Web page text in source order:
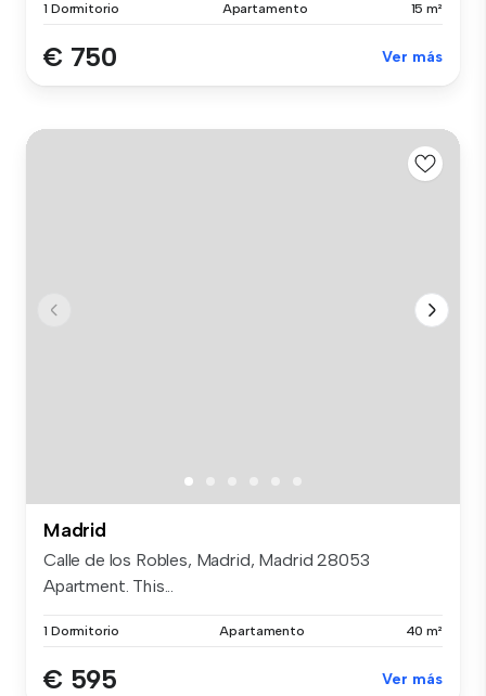
1 Dormitorio Apartamento 15 m²
€ 750 Ver más
Madrid
Calle de los Robles, Madrid, Madrid 28053
Apartment. This...
1 Dormitorio Apartamento 40 m²
€ 595 Ver más